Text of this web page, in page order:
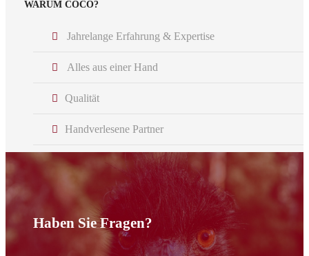
WARUM COCO?
Jahrelange Erfahrung & Expertise
Alles aus einer Hand
Qualität
Handverlesene Partner
Rundumbetreuung
Haben Sie Fragen?